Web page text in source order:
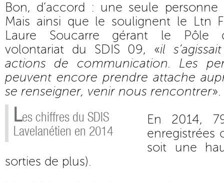
Bon, d’accord : une seule personne
Mais ainsi que le soulignent le Ltn
Laure Soucarre gérant le Pôle
volontariat du SDIS 09, «il
actions de communication. Les
peuvent encore prendre attache
se renseigner, venir nous rencontrer».
Les chiffres du SDIS
Lavelanétien en 2014
En 2014,
enregistrées
soit une
sorties de plus).